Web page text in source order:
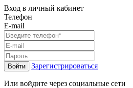
Вход в личный кабинет
Телефон
E-mail
Войти Зарегистрироваться
Или войдите через социальные сети